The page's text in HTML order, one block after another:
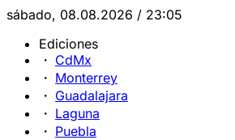
sábado, 08.08.2026 / 23:05
Ediciones
CdMx
Monterrey
Guadalajara
Laguna
Puebla